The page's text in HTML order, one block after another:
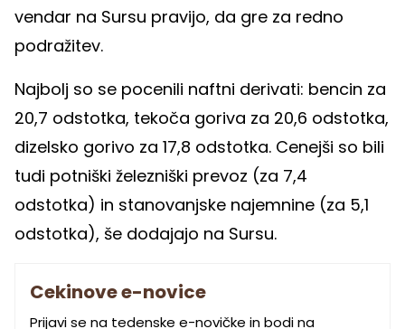
vendar na Sursu pravijo, da gre za redno
podražitev.
Najbolj so se pocenili naftni derivati: bencin za
20,7 odstotka, tekoča goriva za 20,6 odstotka,
dizelsko gorivo za 17,8 odstotka. Cenejši so bili
tudi potniški železniški prevoz (za 7,4
odstotka) in stanovanjske najemnine (za 5,1
odstotka), še dodajajo na Sursu.
Cekinove e-novice
Prijavi se na tedenske e-novičke in bodi na